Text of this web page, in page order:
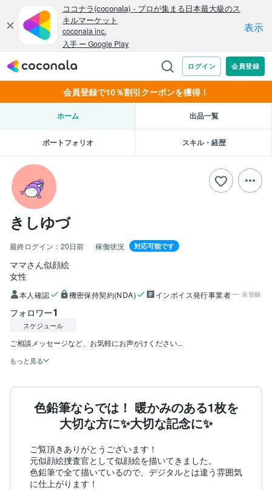
会員登録で10％割引クーポンを獲得！
ホーム 出品一覧
ポートフォリオ スキル・経歴
きしゆづ
最終ログイン： 20日前 稼働状況 対応可能です
ママさん似顔絵
女性
本人確認 機密保持契約(NDA) インボイス発行事業者 未登録
フォロワー1
スケジュール
ご相談メッセージなど、お気軽にお声がけください...
もっと見る
色鉛筆ならでは！ 暖かみのある1枚を
大切な方に✨大切な記念に✨
ご覧頂きありがとうございます！
元似顔絵捜査官として似顔絵を描いてきました。
色鉛筆で全て描いているので、デジタルとは違う雰囲気
に仕上がります！